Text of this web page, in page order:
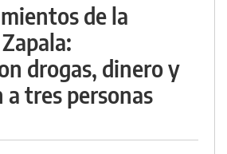
de la
drogas, dinero y
tres personas